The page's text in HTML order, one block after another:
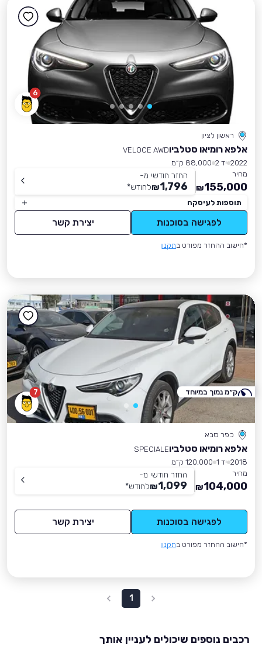
6
ראשון לציון
אלפא רומיאו סטלביוVELOCE AWD
2022 יד 2
88,000 ק״מ
מחיר
155,000
₪
החזר חודשי מ-
1,796
₪לחודש*
תוספות לעיסקה
לפגישה בסוכנות יצירת קשר
*חישוב ההחזר מפורט בתקנון
7
כפר סבא
אלפא רומיאו סטלביוSPECIALE
2018 יד 1
120,000 ק״מ
מחיר
104,000
₪
החזר חודשי מ-
1,099
₪לחודש*
לפגישה בסוכנות יצירת קשר
*חישוב ההחזר מפורט בתקנון
ק״מ נמוך במיוחד
1
רכבים נוספים שיכולים לעניין אותך